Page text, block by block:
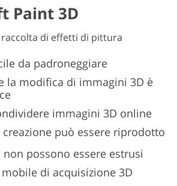
Paint 3D
raccolta di effetti di pittura
da padroneggiare
la modifica di immagini 3D è
immagini 3D online
può essere riprodotto
non possono essere estrusi
di acquisizione 3D